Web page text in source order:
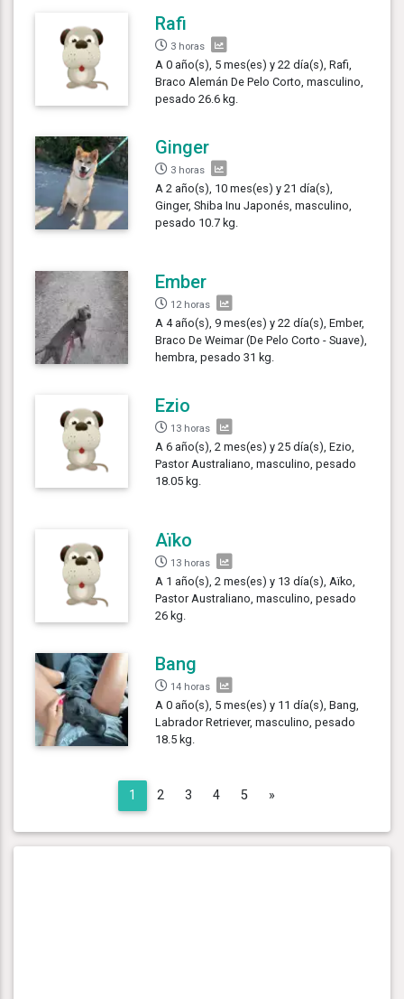
Rafi
3 horas
A 0 año(s), 5 mes(es) y 22 día(s), Rafi,
Braco Alemán De Pelo Corto, masculino,
pesado 26.6 kg.
Ginger
3 horas
A 2 año(s), 10 mes(es) y 21 día(s),
Ginger, Shiba Inu Japonés, masculino,
pesado 10.7 kg.
Ember
12 horas
A 4 año(s), 9 mes(es) y 22 día(s), Ember,
Braco De Weimar (De Pelo Corto - Suave),
hembra, pesado 31 kg.
Ezio
13 horas
A 6 año(s), 2 mes(es) y 25 día(s), Ezio,
Pastor Australiano, masculino, pesado
18.05 kg.
Aïko
13 horas
A 1 año(s), 2 mes(es) y 13 día(s), Aïko,
Pastor Australiano, masculino, pesado
26 kg.
Bang
14 horas
A 0 año(s), 5 mes(es) y 11 día(s), Bang,
Labrador Retriever, masculino, pesado
18.5 kg.
1 2 3 4 5 »